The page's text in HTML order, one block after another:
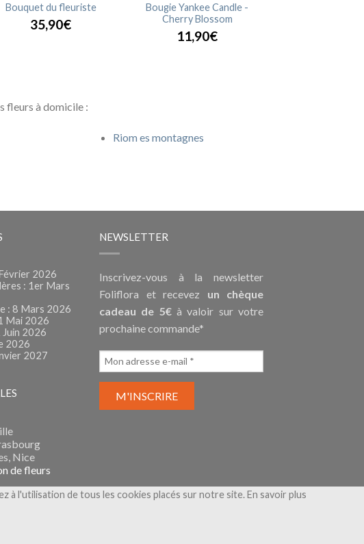
Bouquet du fleuriste
35,90€
Bougie Yankee Candle -
Cherry Blossom
11,90€
fleurs à domicile :
Riom es montagnes
2026
: 1er Mars
: 8 Mars 2026
Mai 2026
Juin 2026
2026
2027
Nice
de fleurs
NEWSLETTER
Inscrivez-vous à la newsletter
Foliflora et recevez un chèque
cadeau de 5€à valoir sur votre
prochaine commande*
à l'utilisation de tous les cookies placés sur notre site.En savoir plus